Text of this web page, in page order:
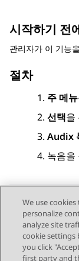
시작하기 전
관리자가 이 기능
절차
주 메뉴
선택을
Audix
녹음을
Send
We use
personalize
analyze site
cookie settings
you click
first party and